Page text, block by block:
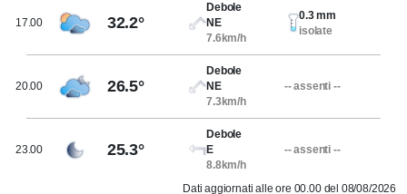
17.00 32.2°
Debole
NE
7.6km/h
0.3 mm
isolate
20.00 26.5°
Debole
NE
7.3km/h
-- assenti --
23.00 25.3°
Debole
E
8.8km/h
-- assenti --
Dati aggiornati alle ore 00.00 del 08/08/2026